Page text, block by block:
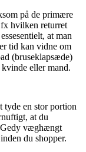
på de primære
hvilken returret
at man
tid kan vidne om
(bruseklapsæde)
eller mand.
tyde en stor portion
at du
Gedy væghængt
du shopper.